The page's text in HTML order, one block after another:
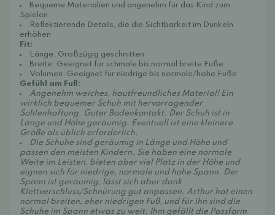
Bequeme Materialien und angenehm für das Kind zum
Spielen
Reflektierende Details, die die Sichtbarkeit im Dunkeln
erhöhen
Fit:
Länge: Großzügig geschnitten
Breite: Geeignet für schmale bis normal breite Füße
Volumen: Geeignet für niedrige bis normale/hohe Füße
Gefühl am Fuß:
Angenehm weiches, hautfreundliches Material! Ein
wirklich bequemer Schuh mit hervorragender
Sohlenhaftung. Guter Bodenkontakt. Der Schuh ist in
Länge und Höhe geräumig. Eventuell ist eine kleinere
Größe als üblich erforderlich.
Die Schuhe sind geräumig in Länge und Höhe und
passen den meisten Kindern. Sie haben eine normale
Weite im Leisten, bieten aber viel Platz in der Höhe und
eignen sich für niedrige, normale und hohe Spann. Der
Spann ist geräumig, lässt sich aber dank
Klettverschluss/Schnürung gut anpassen. Arthur hat einen
normal breiten, eher niedrigen Fuß, und für ihn sind die
Schuhe im Spann etwas zu weit. Ihm gefällt die Passform